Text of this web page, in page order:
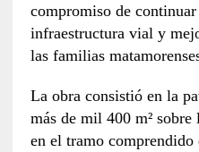
compromiso de
infraestructura vial y
las familias
La obra consistió en la
más de mil 400 m²
en el tramo comprendido